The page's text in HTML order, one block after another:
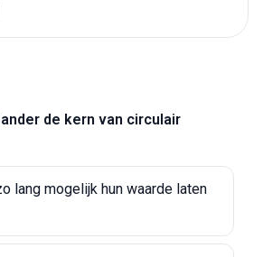
de kern van circulair
lang mogelijk hun waarde laten